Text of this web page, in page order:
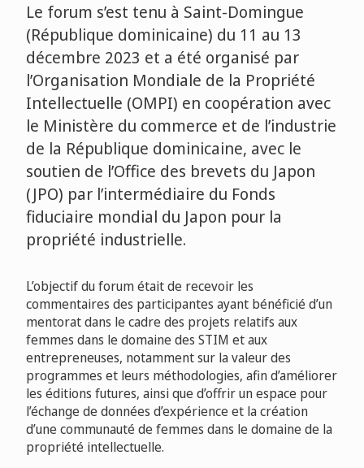
Le forum s’est tenu à Saint-Domingue
(République dominicaine) du 11 au 13
décembre 2023 et a été organisé par
l’Organisation Mondiale de la Propriété
Intellectuelle (OMPI) en coopération avec
le Ministère du commerce et de l’industrie
de la République dominicaine, avec le
soutien de l’Office des brevets du Japon
(JPO) par l’intermédiaire du Fonds
fiduciaire mondial du Japon pour la
propriété industrielle.
L’objectif du forum était de recevoir les
commentaires des participantes ayant bénéficié d’un
mentorat dans le cadre des projets relatifs aux
femmes dans le domaine des STIM et aux
entrepreneuses, notamment sur la valeur des
programmes et leurs méthodologies, afin d’améliorer
les éditions futures, ainsi que d’offrir un espace pour
l’échange de données d’expérience et la création
d’une communauté de femmes dans le domaine de la
propriété intellectuelle.